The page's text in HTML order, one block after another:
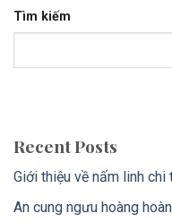
Tìm kiếm
Recent Posts
Giới thiệu về nấm linh
An cung ngưu hoàng